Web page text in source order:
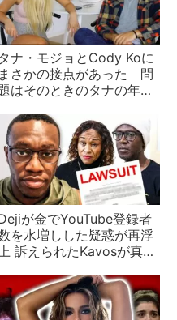
タナ・モジョとCody Koに
まさかの接点があった 問
はそのときのタナの年
が金でYouTube登録者
を水増しした疑惑が再浮
上 訴えられたKavosが真相